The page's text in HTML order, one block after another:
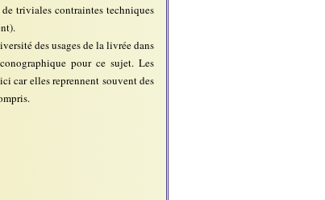
triviales contraintes techniques
des usages de la livrée dans
pour ce sujet. Les
car elles reprennent souvent des